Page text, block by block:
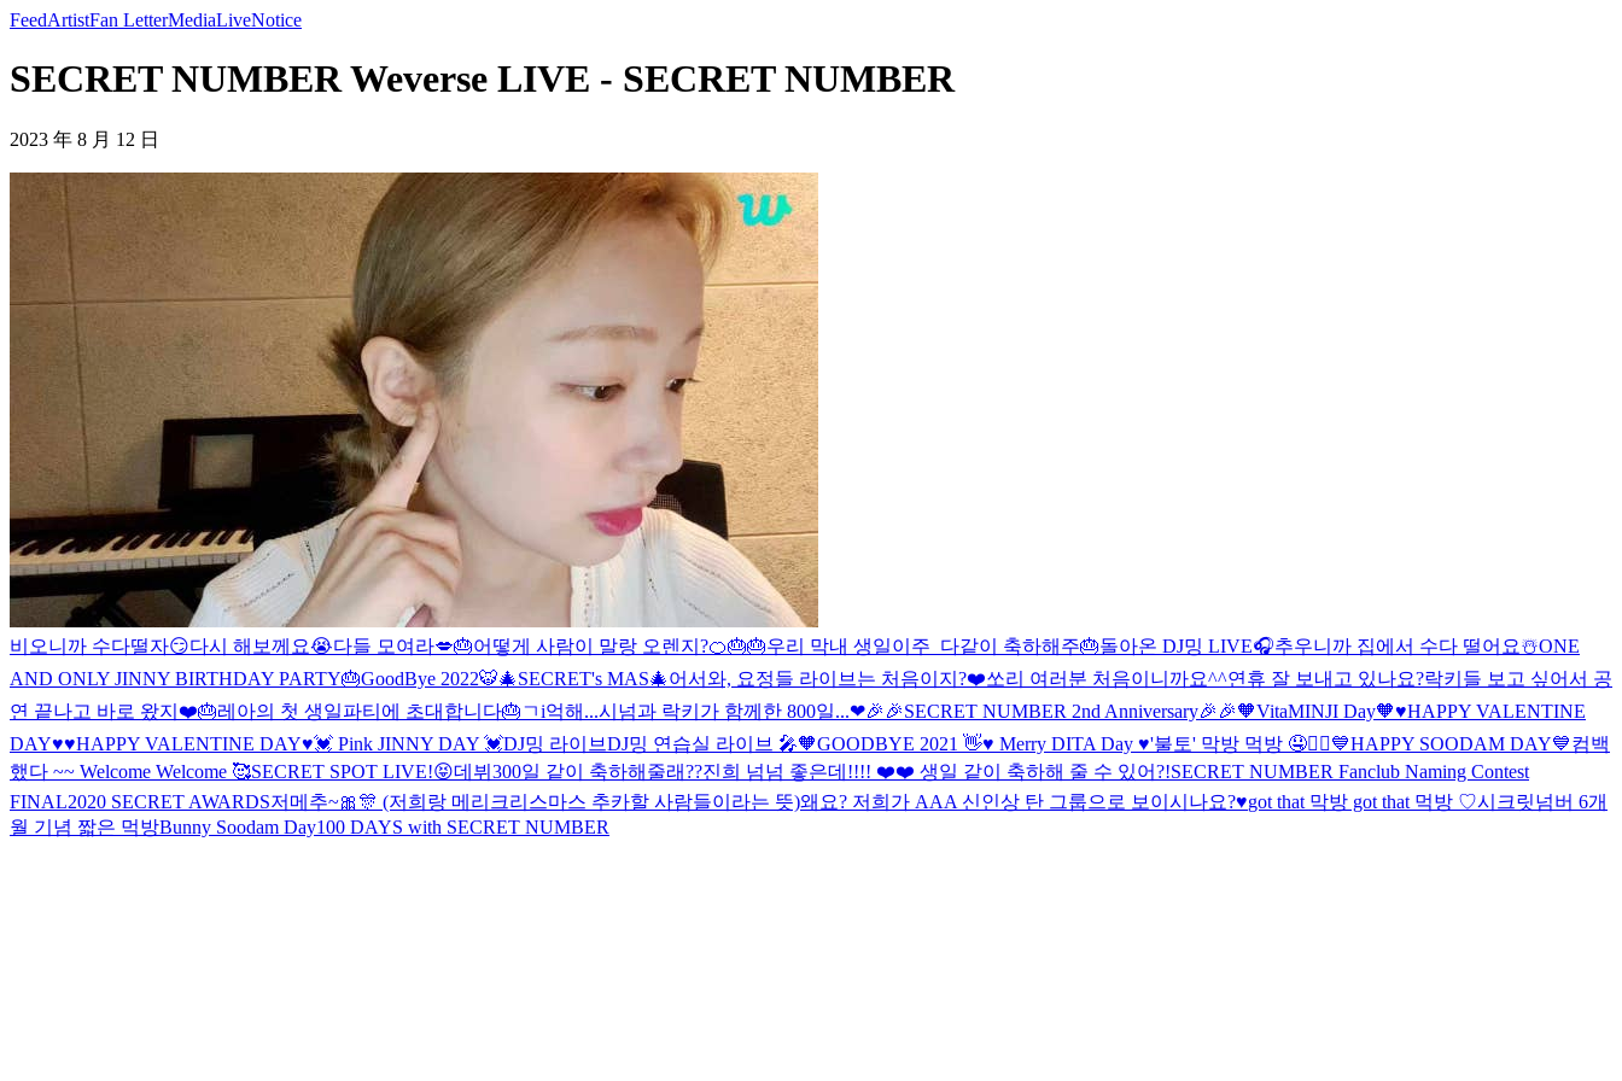
FeedArtistFan LetterMediaLiveNotice
SECRET NUMBER Weverse LIVE - SECRET NUMBER
2023 年 8 月 12 日
비오니까 수다떨자😏다시 해보께요😭다들 모여라💋🎂어떻게 사람이 말랑 오렌지?🍊🎂🎂우리 막내 생일이주_다같이 축하해주🎂돌아온 DJ밍 LIVE🎧추우니까 집에서 수다 떨어요☃️ONE
AND ONLY JINNY BIRTHDAY PARTY🎂GoodBye 2022🐯🎄SECRET's MAS🎄어서와, 요정들 라이브는 처음이지?❤️쏘리 여러분 처음이니까요^^연휴 잘 보내고 있나요?락키들 보고 싶어서 공
연 끝나고 바로 왔지❤️🎂레아의 첫 생일파티에 초대합니다🎂ㄱi억해...시넘과 락키가 함께한 800일...❤🎉🎉SECRET NUMBER 2nd Anniversary🎉🎉🧡VitaMINJI Day🧡♥️HAPPY VALENTINE
DAY♥️♥️HAPPY VALENTINE DAY♥️💓 Pink JINNY DAY 💓DJ밍 라이브DJ밍 연습실 라이브 🎤🧡GOODBYE 2021 👋♥️ Merry DITA Day ♥️'불토' 막방 먹방 🤤❤️‍🔥💙HAPPY SOODAM DAY💙컴백
했다 ~~ Welcome Welcome 🥰SECRET SPOT LIVE!😝데뷔300일 같이 축하해줄래??진희 넘넘 좋은데!!!! ❤️❤️ 생일 같이 축하해 줄 수 있어?!SECRET NUMBER Fanclub Naming Contest
FINAL2020 SECRET AWARDS저메추~🎀🎊 (저희랑 메리크리스마스 추카할 사람들이라는 뜻)왜요? 저희가 AAA 신인상 탄 그룹으로 보이시나요?♥got that 막방 got that 먹방 ♡시크릿넘버 6개
월 기념 짧은 먹방Bunny Soodam Day100 DAYS with SECRET NUMBER